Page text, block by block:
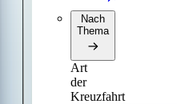
Nach
Thema
Art
der
Kreuzfahrt